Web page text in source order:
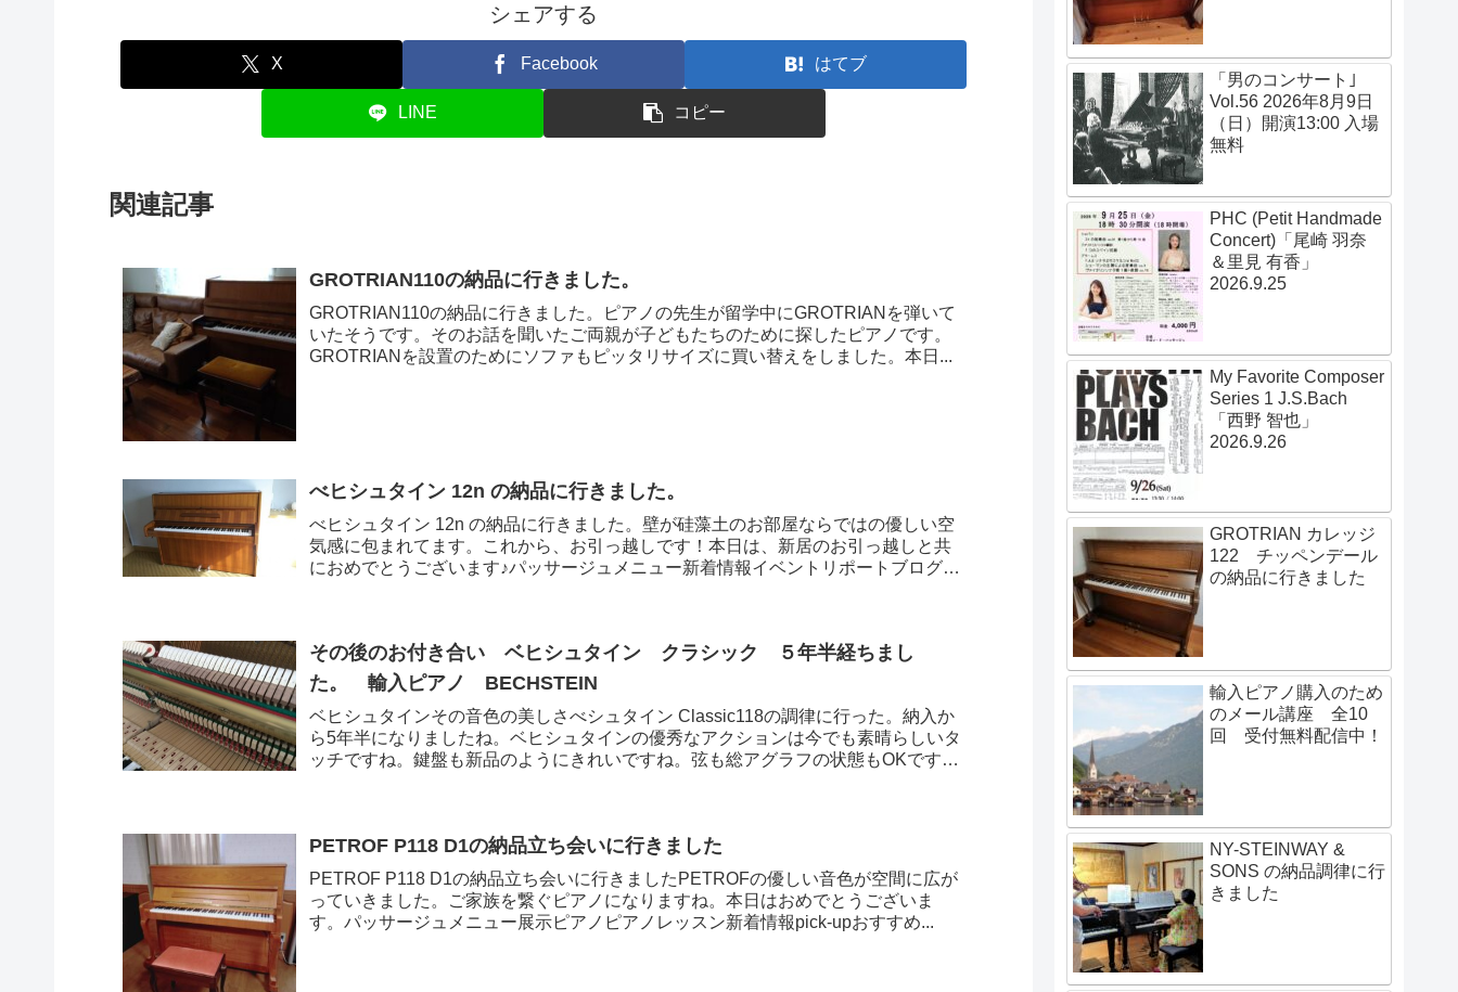
シェアする
X Facebook はてブ
LINE コピー
関連記事
GROTRIAN110の納品に行きました。
GROTRIAN110の納品に行きました。ピアノの先生が留学中にGROTRIANを弾いて
いたそうです。そのお話を聞いたご両親が子どもたちのために探したピアノです。
GROTRIANを設置のためにソファもピッタリサイズに買い替えをしました。本日...
べヒシュタイン 12n の納品に行きました。
べヒシュタイン 12n の納品に行きました。壁が硅藻土のお部屋ならではの優しい空
気感に包まれてます。これから、お引っ越しです！本日は、新居のお引っ越しと共
におめでとうございます♪パッサージュメニュー新着情報イベントリポートブログお
その後のお付き合い ベヒシュタイン クラシック ５年半経ちまし
た。 輸入ピアノ BECHSTEIN
ベヒシュタインその音色の美しさべシュタイン Classic118の調律に行った。納入か
ら5年半になりましたね。ベヒシュタインの優秀なアクションは今でも素晴らしいタ
ッチですね。鍵盤も新品のようにきれいですね。弦も総アグラフの状態もOKです。
PETROF P118 D1の納品立ち会いに行きました
PETROF P118 D1の納品立ち会いに行きましたPETROFの優しい音色が空間に広が
っていきました。ご家族を繋ぐピアノになりますね。本日はおめでとうございま
す。パッサージュメニュー展示ピアノピアノレッスン新着情報pick-upおすすめ...
「男のコンサート｣
Vol.56 2026年8月9日
（日）開演13:00 入場
無料
PHC (Petit Handmade
Concert)「尾崎 羽奈
＆里見 有香」
2026.9.25
My Favorite Composer
Series 1 J.S.Bach
「西野 智也」
2026.9.26
GROTRIAN カレッジ
122 チッペンデール
の納品に行きました
輸入ピアノ購入のため
のメール講座 全10
回 受付無料配信中！
NY-STEINWAY &
SONS の納品調律に行
きました